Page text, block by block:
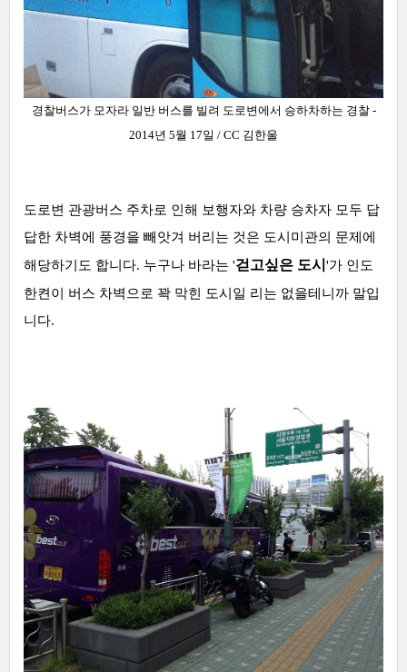
경찰버스가 모자라 일반 버스를 빌려 도로변에서 승하차하는 경찰 -
2014년 5월 17일 / CC 김한울
도로변 관광버스 주차로 인해 보행자와 차량 승차자 모두 답
답한 차벽에 풍경을 빼앗겨 버리는 것은 도시미관의 문제에
해당하기도 합니다. 누구나 바라는 '걷고싶은 도시 '가 인도
한켠이 버스 차벽으로 꽉 막힌 도시일 리는 없을테니까 말입
니다.